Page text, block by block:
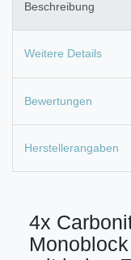
Beschreibung
Weitere Details
Bewertungen
Herstellerangaben
4x